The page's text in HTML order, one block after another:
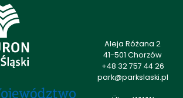
Aleja Różana 2
41-501 Chorzów
+48 32 757 44 26
park@parkslaski.pl